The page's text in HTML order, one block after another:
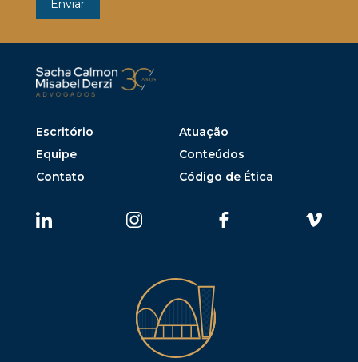
Escritório
Atuação
Equipe
Conteúdos
Contato
Código de Ética